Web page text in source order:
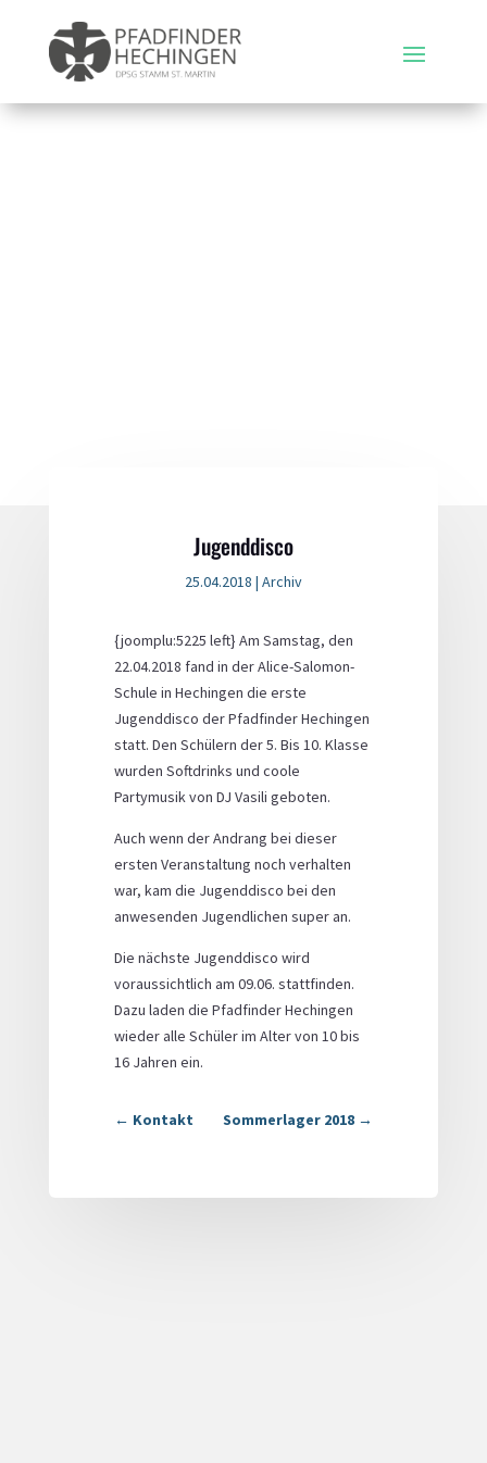
Jugenddisco
25.04.2018 | Archiv
{joomplu:5225 left} Am Samstag, den
22.04.2018 fand in der Alice-Salomon-
Schule in Hechingen die erste
Jugenddisco der Pfadfinder Hechingen
statt. Den Schülern der 5. Bis 10. Klasse
wurden Softdrinks und coole
Partymusik von DJ Vasili geboten.
Auch wenn der Andrang bei dieser
ersten Veranstaltung noch verhalten
war, kam die Jugenddisco bei den
anwesenden Jugendlichen super an.
Die nächste Jugenddisco wird
voraussichtlich am 09.06. stattfinden.
Dazu laden die Pfadfinder Hechingen
wieder alle Schüler im Alter von 10 bis
16 Jahren ein.
← Kontakt Sommerlager 2018 →